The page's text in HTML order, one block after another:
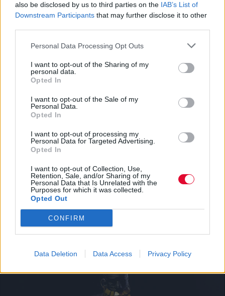
also be disclosed by us to third parties on the IAB’s List of
Downstream Participants that may further disclose it to other
Personal Data Processing Opt Outs
I want to opt-out of the Sharing of my
personal data.
Opted In
I want to opt-out of the Sale of my
Personal Data.
Opted In
I want to opt-out of processing my
Personal Data for Targeted Advertising.
Opted In
I want to opt-out of Collection, Use,
Retention, Sale, and/or Sharing of my
Personal Data that Is Unrelated with the
Purposes for which it was collected.
Opted Out
CONFIRM
Data Deletion Data Access Privacy Policy
Ο παραγωγός του άλμπουμ "Iowa"
αποκαλύπτει: «Οι Slipknot ήταν μια ανάσα από
τη διάλυση»
Μουσικά νέα από την Ελλάδα και τη διεθνή μουσική
σκηνή